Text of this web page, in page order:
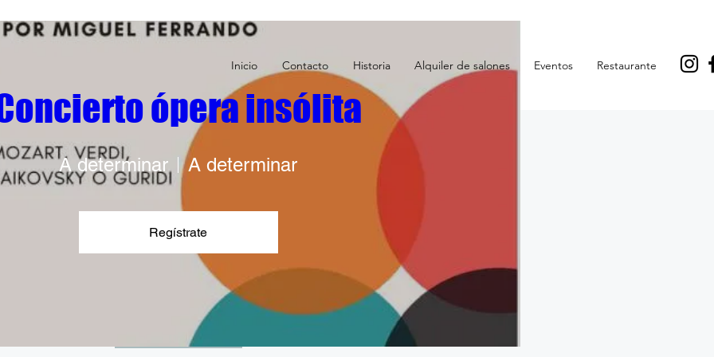
Inicio Contacto Historia Alquiler de salones Eventos Restaurante
de PIANO
Día 10 de Mayo
RSVP
ópera insólita
A determinar A determinar
Regístrate